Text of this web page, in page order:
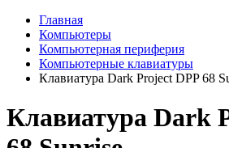
Главная
Компьютеры
Компьютерная периферия
Компьютерные клавиатуры
Клавиатура Dark Project DPP 68
Клавиатура Dark